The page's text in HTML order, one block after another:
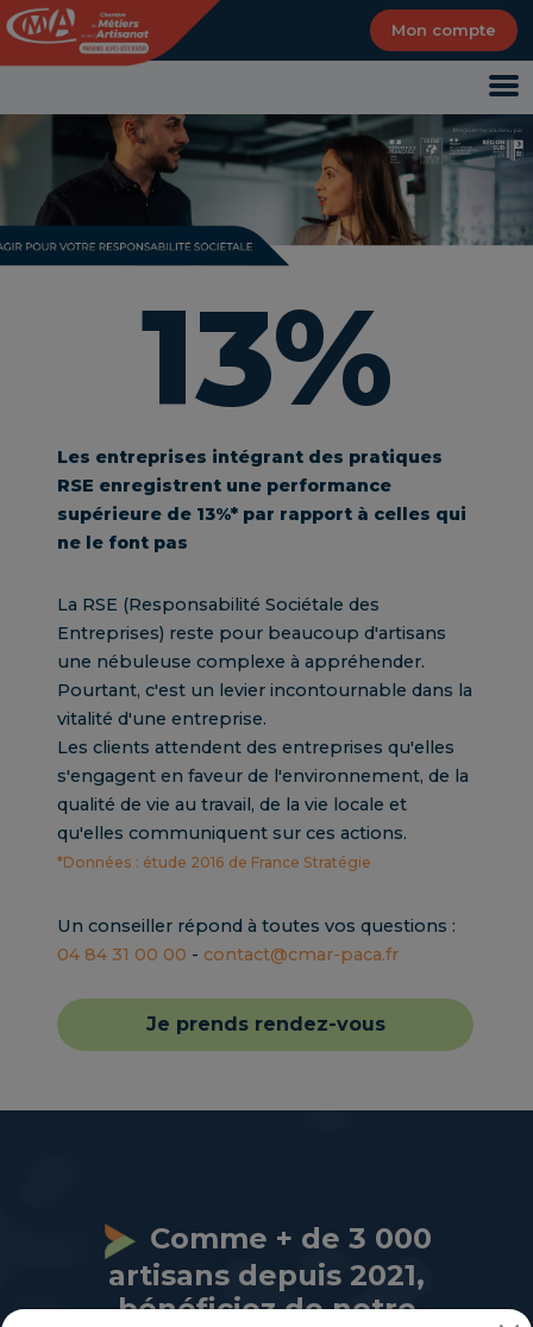
Mon compte
13%
Les entreprises intégrant des pratiques
RSE enregistrent une performance
supérieure de 13%* par rapport à celles qui
ne le font pas
La RSE (Responsabilité Sociétale des
Entreprises) reste pour beaucoup d'artisans
une nébuleuse complexe à appréhender.
Pourtant, c'est un levier incontournable dans la
vitalité d'une entreprise.
Les clients attendent des entreprises qu'elles
s'engagent en faveur de l'environnement, de la
qualité de vie au travail, de la vie locale et
qu'elles communiquent sur ces actions.
*Données : étude 2016 de France Stratégie
Un conseiller répond à toutes vos questions :
04 84 31 00 00 - contact@cmar-paca.fr
Je prends rendez-vous
Je prends rendez-vous
Comme + de 3 000
artisans depuis 2021,
bénéficiez de notre
Panneau de gestion des cookies